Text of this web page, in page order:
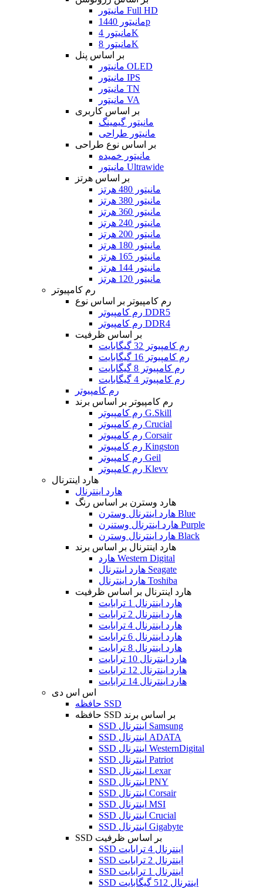
مانیتور Full HD
مانیتور 1440p
مانیتور 4K
مانیتور 8K
بر اساس پنل
مانیتور OLED
مانیتور IPS
مانیتور TN
مانیتور VA
بر اساس کاربری
مانیتور گیمینگ
مانیتور طراحی
بر اساس نوع طراحی
مانیتور خمیده
مانیتور Ultrawide
بر اساس هرتز
مانیتور 480 هرتز
مانیتور 380 هرتز
مانیتور 360 هرتز
مانیتور 240 هرتز
مانیتور 200 هرتز
مانیتور 180 هرتز
مانیتور 165 هرتز
مانیتور 144 هرتز
مانیتور 120 هرتز
رم کامپیوتر
رم کامپیوتر بر اساس نوع
رم کامپیوتر DDR5
رم کامپیوتر DDR4
بر اساس ظرفیت
رم کامپیوتر 32 گیگابایت
رم کامپیوتر 16 گیگابایت
رم کامپیوتر 8 گیگابایت
رم کامپیوتر 4 گیگابایت
رم کامپیوتر
رم کامپیوتر بر اساس برند
رم کامپیوتر G.Skill
رم کامپیوتر Crucial
رم کامپیوتر Corsair
رم کامپیوتر Kingston
رم کامپیوتر Geil
رم کامپیوتر Klevv
هارد اینترنال
هارد اینترنال
هارد وسترن بر اساس رنگ
هارد اینترنال وسترن Blue
هارد اینترنال وستنرن Purple
هارد اینترنال وسترن Black
هارد اینترنال بر اساس برند
هارد Western Digital
هارد اینترنال Seagate
هارد اینترنال Toshiba
هارد اینترنال بر اساس ظرفیت
هارد اینترنال 1 ترابایت
هارد اینترنال 2 ترابایت
هارد اینترنال 4 ترابایت
هارد اینترنال 6 ترابایت
هارد اینترنال 8 ترابایت
هارد اینترنال 10 ترابایت
هارد اینترنال 12 ترابایت
هارد اینترنال 14 ترابایت
اس اس دی
حافظه SSD
حافظه SSD بر اساس برند
SSD اینترنال Samsung
SSD اینترنال ADATA
SSD اینترنال WesternDigital
SSD اینترنال Patriot
SSD اینترنال Lexar
SSD اینترنال PNY
SSD اینترنال Corsair
SSD اینترنال MSI
SSD اینترنال Crucial
SSD اینترنال Gigabyte
SSD بر اساس ظرفیت
SSD اینترنال 4 ترابایت
SSD اینترنال 2 ترابایت
SSD اینترنال 1 ترابایت
SSD اینترنال 512 گیگابایت